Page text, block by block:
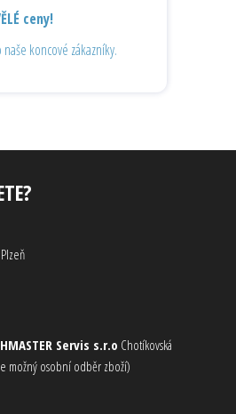
ceny!
koncové zákazníky.
Servis s.r.o Chotíkovská
možný osobní odběr zboží)